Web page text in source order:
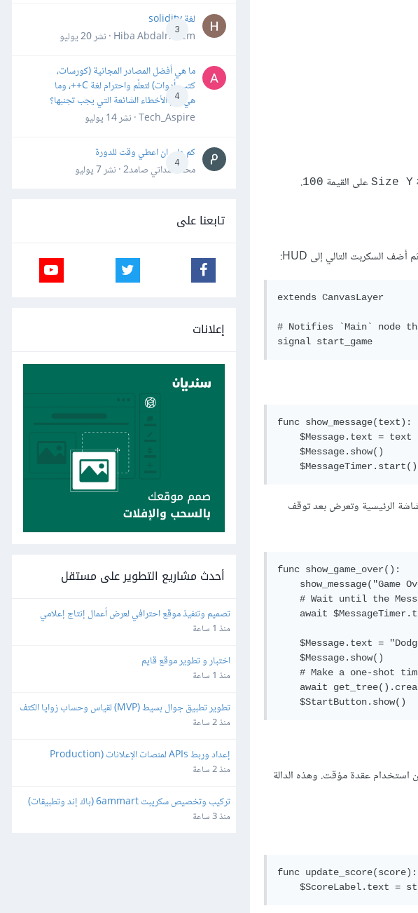
Size Y على القيمة 100
.
extends CanvasLayer
# Notifies `Main` node
func show_message(text):
    $Message.text = text
    $Message.show()
الرئيسية وتعرض بعد توقف
func show_game_over():
show_message("Game
# Wait until the
await
$Message.text =
    $Message.show()
# Make a one-shot
await
استخدام عقدة مؤقت. وهذه الدالة
func update_score(score):
3
لغة solidity
Hiba Abdalrheem · نشر
20 يوليو
4
ما هي أفضل المصادر المجانية (كورسات،
كتب، أدوات) لتعلّم واحترام لغة C++، وما
هي أهم الأخطاء الشائعة التي يجب تجنبها؟
Tech_Aspire · نشر
14 يوليو
4
كم علي ان اعطي وقت للدورة
محمد سداتي صامد2 · نشر
7 يوليو
تابعنا على
إعلانات
أحدث مشاريع التطوير على مستقل
تصميم وتنفيذ موقع احترافي لعرض أعمال إنتاج إعلامي
منذ 1 ساعة
اختبار و تطوير موقع قايم
منذ 1 ساعة
تطوير تطبيق جوال بسيط (MVP) لقياس وحساب زوايا الكتف
منذ 2 ساعة
Ready)
منذ 2 ساعة
ورفعه على السيرفر والمتجر
منذ 3 ساعة